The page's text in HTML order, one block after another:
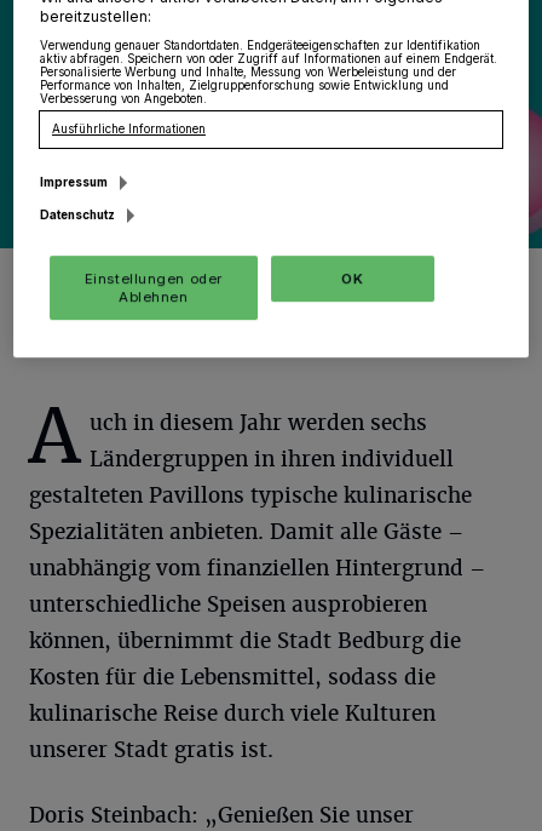
A uch in diesem Jahr werden sechs
Ländergruppen in ihren individuell
gestalteten Pavillons typische kulinarische
Spezialitäten anbieten. Damit alle Gäste –
unabhängig vom finanziellen Hintergrund –
unterschiedliche Speisen ausprobieren
können, übernimmt die Stadt Bedburg die
Kosten für die Lebensmittel, sodass die
kulinarische Reise durch viele Kulturen
unserer Stadt gratis ist.
Doris Steinbach: „Genießen Sie unser
bereitzustellen:
Verwendung genauer Standortdaten. Endgeräteeigenschaften zur Identifikation
aktiv abfragen. Speichern von oder Zugriff auf Informationen auf einem Endgerät.
Personalisierte Werbung und Inhalte, Messung von Werbeleistung und der
Performance von Inhalten, Zielgruppenforschung sowie Entwicklung und
Verbesserung von Angeboten.
Ausführliche Informationen
Impressum
Datenschutz
Einstellungen oder
Ablehnen
OK